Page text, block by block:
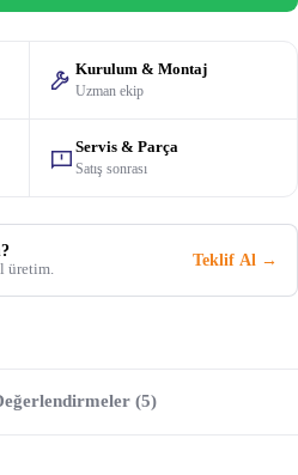
Kurulum & Montaj
Uzman ekip
Servis & Parça
Satış sonrası
üretim.
Teklif Al →
(5)